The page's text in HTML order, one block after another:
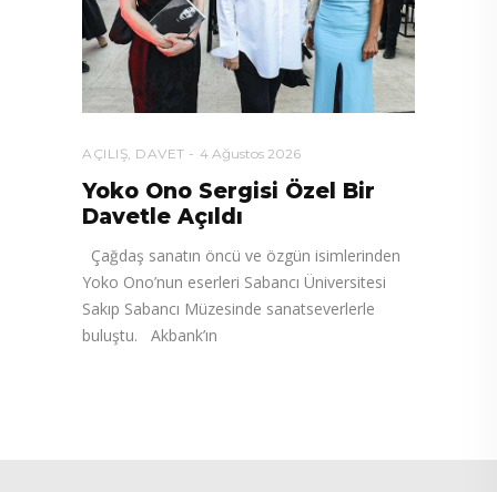
AÇILIŞ DAVET 4 Ağustos 2026
Yoko Ono Sergisi Özel Bir
Davetle Açıldı
Çağdaş sanatın öncü ve özgün isimlerinden
Yoko Ono’nun eserleri Sabancı Üniversitesi
Sakıp Sabancı Müzesinde sanatseverlerle
buluştu. Akbank’ın